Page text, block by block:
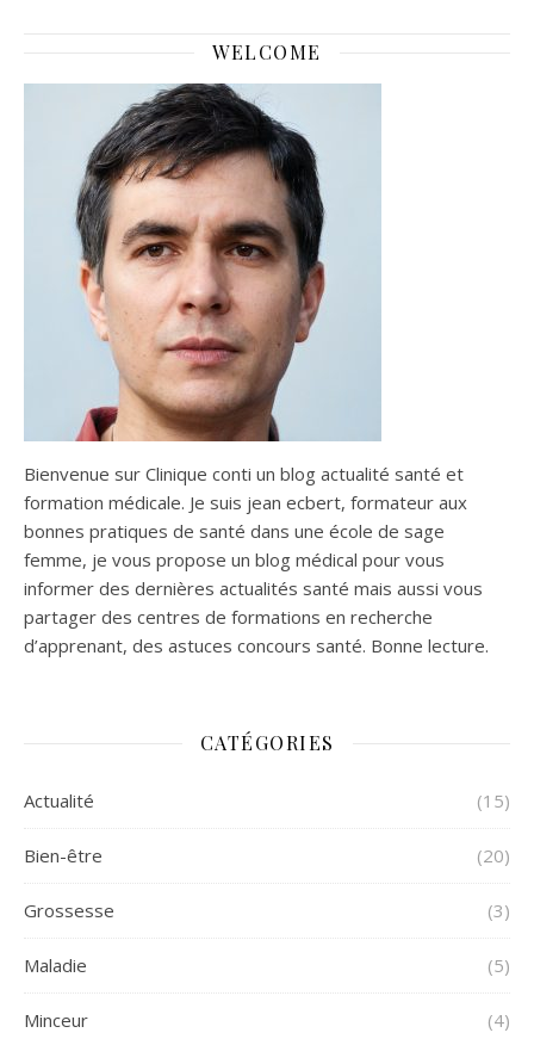
WELCOME
Bienvenue sur Clinique conti un blog actualité santé et
formation médicale. Je suis jean ecbert, formateur aux
bonnes pratiques de santé dans une école de sage
femme, je vous propose un blog médical pour vous
informer des dernières actualités santé mais aussi vous
partager des centres de formations en recherche
d’apprenant, des astuces concours santé. Bonne lecture.
CATÉGORIES
Actualité (15)
Bien-être (20)
Grossesse (3)
Maladie (5)
Minceur (4)